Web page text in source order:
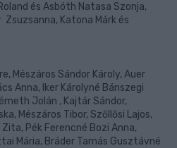
és Asbóth Natasa Szonja,
Zsuzsanna, Katona Márk és
Mészáros Sándor Károly, Auer
Anna, Iker Károlyné Bánszegi
Jolán , Kajtár Sándor,
Mészáros Tibor, Szőllősi Lajos,
Pék Ferencné Bozi Anna,
Mária, Bráder Tamás Gusztávné